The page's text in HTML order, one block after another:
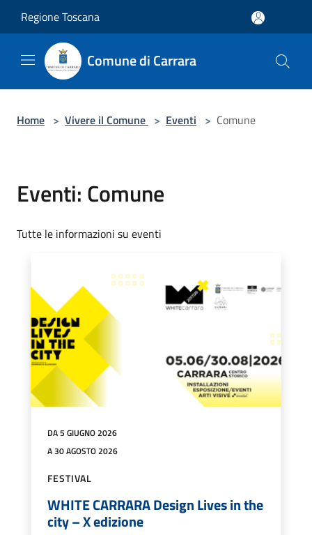
Regione Toscana
Comune di Carrara
Home > Vivere il Comune > Eventi > Comune
Eventi: Comune
Tutte le informazioni su eventi
DA 5 GIUGNO 2026
A 30 AGOSTO 2026
FESTIVAL
WHITE CARRARA Design Lives in the
city – X edizione